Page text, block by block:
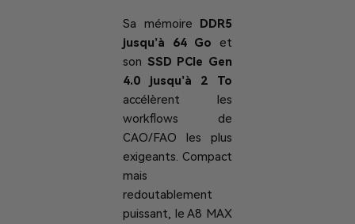
Sa mémoire DDR5
jusqu’à 64 Go et
son SSD PCIe Gen
4.0 jusqu’à 2 To
accélèrent les
workflows de
CAO/FAO les plus
exigeants. Compact
mais
redoutablement
puissant, le A8 MAX